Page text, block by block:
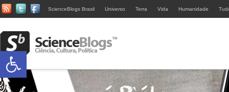
ScienceBlogs Brasil Universo Terra Vida Humanidade
Abrir a barra de ferramentas